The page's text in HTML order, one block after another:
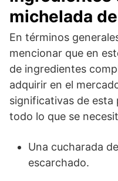
michelada
En términos
mencionar que en
de ingredientes
adquirir en el
significativas de esta
todo lo que se
Una cucharada
escarchado.